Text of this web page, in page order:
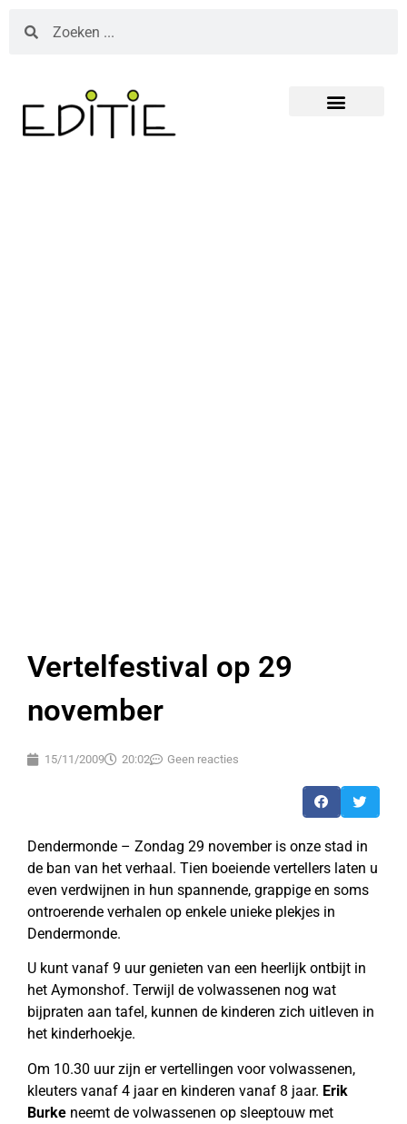
Vertelfestival op 29
november
15/11/2009 20:02 Geen reacties
Dendermonde – Zondag 29 november is onze stad in
de ban van het verhaal. Tien boeiende vertellers laten u
even verdwijnen in hun spannende, grappige en soms
ontroerende verhalen op enkele unieke plekjes in
Dendermonde.
U kunt vanaf 9 uur genieten van een heerlijk ontbijt in
het Aymonshof. Terwijl de volwassenen nog wat
bijpraten aan tafel, kunnen de kinderen zich uitleven in
het kinderhoekje.
Om 10.30 uur zijn er vertellingen voor volwassenen,
kleuters vanaf 4 jaar en kinderen vanaf 8 jaar. Erik
Burke neemt de volwassenen op sleeptouw met